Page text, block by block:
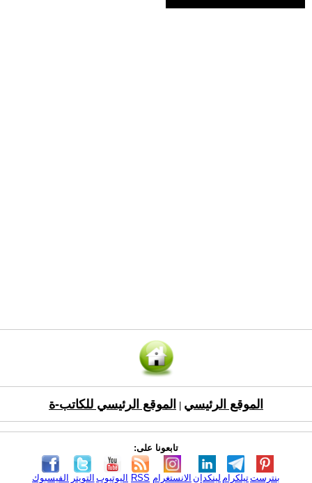
الموقع الرئيسي الموقع الرئيسي للكاتب-ة
تابعونا على:
الفيسبوك التويتر اليوتيوب RSS الانستغرام لينكدإن تيلكرامبنترست